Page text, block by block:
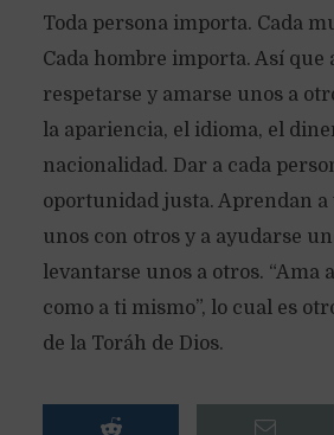
Toda persona importa. Cada
Cada hombre importa. Así que
respetarse y amarse unos a
la apariencia, el idioma, el
nacionalidad. Dar a cada
oportunidad justa. Aprendan a
unos con otros y a ayudarse
levantarse unos a otros. “Ama
como a ti mismo”, lo cual es
de la Toráh de Dios.